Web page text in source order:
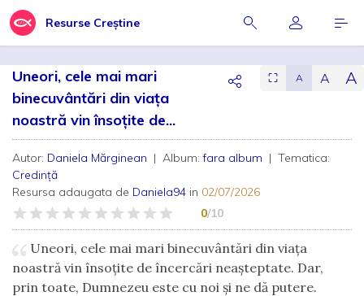
Resurse Creștine
Uneori, cele mai mari
binecuvântări din viața
noastră vin însoțite de...
⛶ A A A
Autor: Daniela Mărginean | Album:fara album | Tematica:
Credință
Resursa adaugata de Daniela94 in 02/07/2026
0/10
Uneori, cele mai mari binecuvântări din viața
noastră vin însoțite de încercări neașteptate. Dar,
prin toate, Dumnezeu este cu noi și ne dă putere.